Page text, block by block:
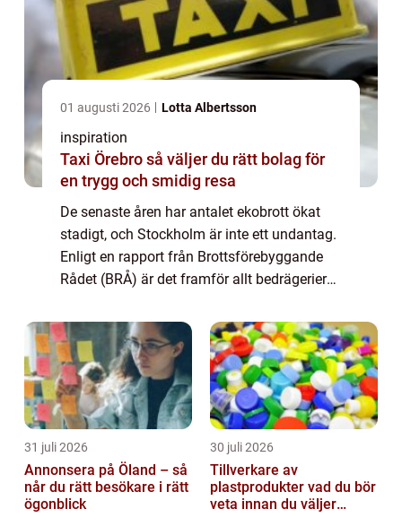
01 augusti 2026 Lotta Albertsson
inspiration
Taxi Örebro så väljer du rätt bolag för
en trygg och smidig resa
De senaste åren har antalet ekobrott ökat
stadigt, och Stockholm är inte ett undantag.
Enligt en rapport från Brottsförebyggande
Rådet (BRÅ) är det framför allt bedrägerier
31 juli 2026
Annonsera på Öland – så
når du rätt besökare i rätt
ögonblick
30 juli 2026
Tillverkare av
plastprodukter vad du bör
veta innan du väljer